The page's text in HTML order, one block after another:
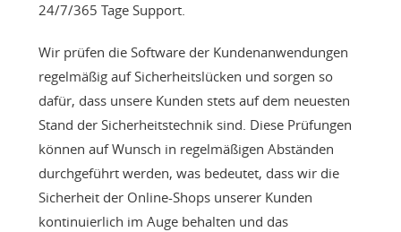
24/7/365 Tage Support.
Wir prüfen die Software der Kundenanwendungen
regelmäßig auf Sicherheitslücken und sorgen so
dafür, dass unsere Kunden stets auf dem neuesten
Stand der Sicherheitstechnik sind. Diese Prüfungen
können auf Wunsch in regelmäßigen Abständen
durchgeführt werden, was bedeutet, dass wir die
Sicherheit der Online-Shops unserer Kunden
kontinuierlich im Auge behalten und das